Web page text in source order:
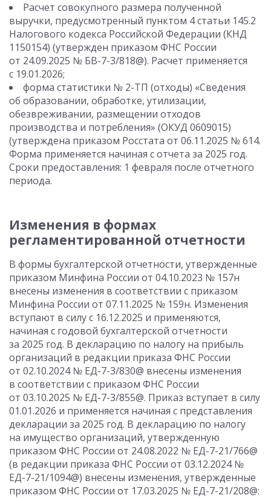
Расчет совокупного размера полученной
выручки, предусмотренный пунктом 4 статьи 145.2
Налогового кодекса Российской Федерации (КНД
1150154) (утвержден приказом ФНС России
от 24.09.2025 № БВ-7-3/818@). Расчет применяется
с 19.01.2026;
форма статистики № 2-ТП (отходы) «Сведения
об образовании, обработке, утилизации,
обезвреживании, размещении отходов
производства и потребления» (ОКУД 0609015)
(утверждена приказом Росстата от 06.11.2025 № 614.
Форма применяется начиная с отчета за 2025 год.
Сроки предоставления: 1 февраля после отчетного
периода.
Изменения в формах
регламентированной отчетности
В формы бухгалтерской отчетности, утвержденные
приказом Минфина России от 04.10.2023 № 157н
внесены изменения в соответствии с приказом
Минфина России от 07.11.2025 № 159н. Изменения
вступают в силу с 16.12.2025 и применяются,
начиная с годовой бухгалтерской отчетности
за 2025 год. В декларацию по налогу на прибыль
организаций в редакции приказа ФНС России
от 02.10.2024 № ЕД-7-3/830@ внесены изменения
в соответствии с приказом ФНС России
от 03.10.2025 № ЕД-7-3/855@. Приказ вступает в силу
01.01.2026 и применяется начиная с представления
декларации за 2025 год. В декларацию по налогу
на имущество организаций, утвержденную
приказом ФНС России от 24.08.2022 № ЕД-7-21/766@
(в редакции приказа ФНС России от 03.12.2024 №
ЕД-7-21/1094@) внесены изменения, утвержденные
приказом ФНС России от 17.03.2025 № ЕД-7-21/208@: